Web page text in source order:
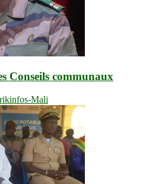
Conseils communaux
Mali